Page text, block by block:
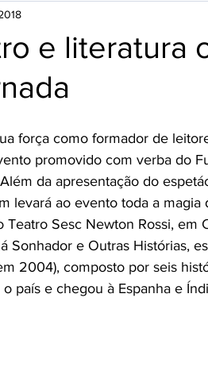
Jornada do Cordel
e literatura
força como formador de
promovido com verba do
da apresentação do
levará ao evento toda a magia
Sesc Newton Rossi, em
Sonhador e Outras Histórias,
2004), composto por seis
país e chegou à Espanha e